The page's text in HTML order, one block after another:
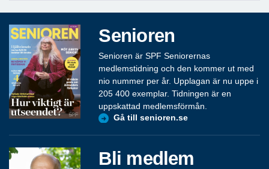
Senioren
Senioren är SPF Seniorernas
medlemstidning och den kommer ut med
nio nummer per år. Upplagan är nu uppe i
205 400 exemplar. Tidningen är en
uppskattad medlemsförmån.
Gå till senioren.se
Bli medlem